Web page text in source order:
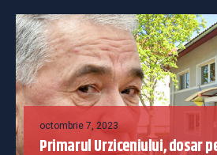
octombrie 7, 2023
Primarul Urziceniului, dosar